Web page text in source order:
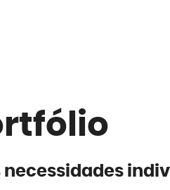
necessidades